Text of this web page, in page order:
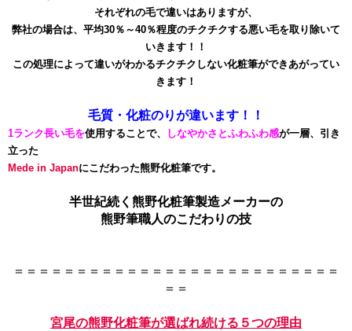
それぞれの毛で違いはありますが、
弊社の場合は、平均30％～40％程度のチクチクする悪い毛を取り除いて
いきます！！
この処理によって違いがわかるチクチクしない化粧筆ができあがってい
きます！
毛質・化粧のりが違います！！
1ランク長い毛を使用することで、 しなやかさとふわふわ感が一層、引き
立った
Mede in Japanにこだわった熊野化粧筆です。
半世紀続く熊野化粧筆製造メーカーの
熊野筆職人のこだわりの技
＝＝＝＝＝＝＝＝＝＝＝＝＝＝＝＝＝＝＝＝＝＝＝＝＝＝
＝＝
宮尾の熊野化粧筆が選ばれ続ける５つの理由